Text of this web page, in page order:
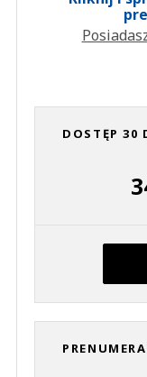
DOSTĘP 30